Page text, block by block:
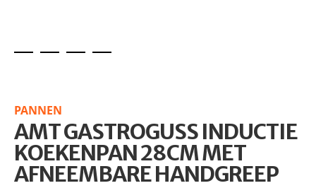
beginning
of
the
images
gallery
PANNEN
AMT GASTROGUSS INDUCTIE
KOEKENPAN 28CM MET
AFNEEMBARE HANDGREEP